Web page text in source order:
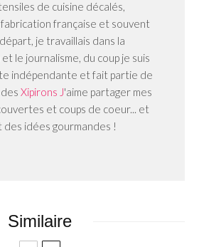
de cuisine décalés,
française et souvent
je travaillais dans la
le journalisme, du coup je suis
indépendante et fait partie de
Xipirons J'aime partager mes
et coups de coeur... et
des idées gourmandes !
Similaire